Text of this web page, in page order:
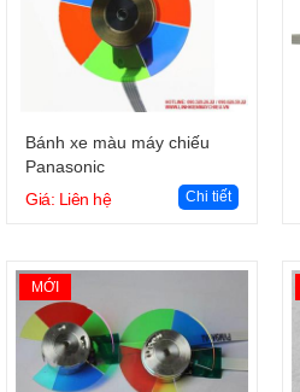
Giỏ hàng
Bánh xe màu máy chiếu
Panasonic
Giá: Liên hệ
Chi tiết
MỚI